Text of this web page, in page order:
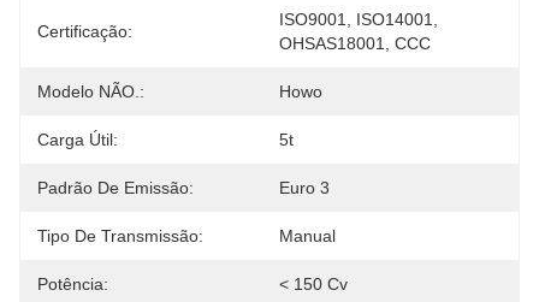
Certificação:
ISO9001, ISO14001,
OHSAS18001, CCC
Modelo NÃO.: Howo
Carga Útil: 5t
Padrão De Emissão: Euro 3
Tipo De Transmissão: Manual
Potência: < 150 Cv